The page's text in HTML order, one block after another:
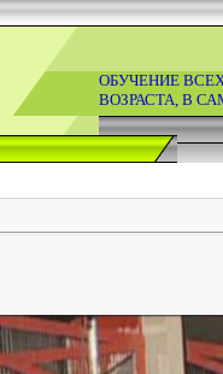
ОБУЧЕНИЕ
ВОЗРАСТА, В